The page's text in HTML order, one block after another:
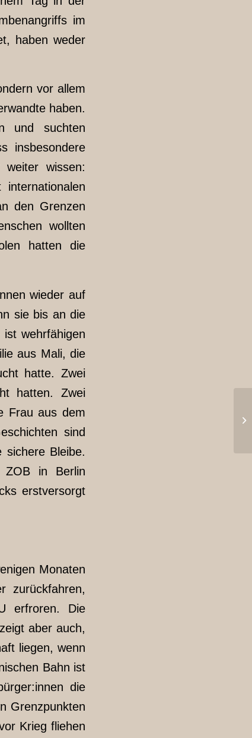
im
haben weder
vor allem
haben.
und suchten
insbesondere
wissen:
den Grenzen
wollten
hatten die
wieder auf
sie bis an die
wehrfähigen
aus Mali, die
hatte. Zwei
hatten. Zwei
Frau aus dem
sind
sichere Bleibe.
in Berlin
erstversorgt
Monaten
zurückfahren,
erfroren. Die
aber auch,
liegen, wenn
Bahn ist
die
Grenzpunkten
Krieg fliehen